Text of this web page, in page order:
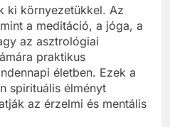
ki környezetükkel. Az
a meditáció, a jóga, a
az asztrológiai
praktikus
életben. Ezek a
spirituális élményt
az érzelmi és mentális